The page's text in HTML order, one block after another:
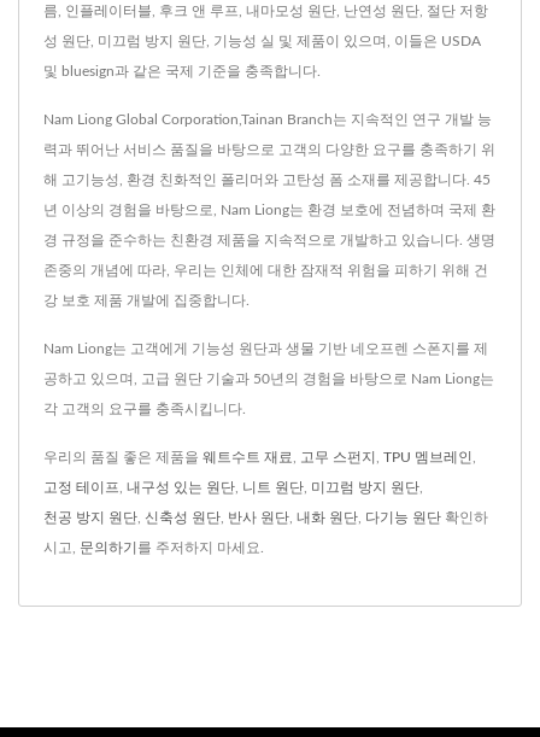
름, 인플레이터블, 후크 앤 루프, 내마모성 원단, 난연성 원단, 절단 저항
성 원단, 미끄럼 방지 원단, 기능성 실 및 제품이 있으며, 이들은 USDA
및 bluesign과 같은 국제 기준을 충족합니다.
Nam Liong Global Corporation,Tainan Branch는 지속적인 연구 개발 능
력과 뛰어난 서비스 품질을 바탕으로 고객의 다양한 요구를 충족하기 위
해 고기능성, 환경 친화적인 폴리머와 고탄성 폼 소재를 제공합니다. 45
년 이상의 경험을 바탕으로, Nam Liong는 환경 보호에 전념하며 국제 환
경 규정을 준수하는 친환경 제품을 지속적으로 개발하고 있습니다. 생명
존중의 개념에 따라, 우리는 인체에 대한 잠재적 위험을 피하기 위해 건
강 보호 제품 개발에 집중합니다.
Nam Liong는 고객에게 기능성 원단과 생물 기반 네오프렌 스폰지를 제
공하고 있으며, 고급 원단 기술과 50년의 경험을 바탕으로 Nam Liong는
각 고객의 요구를 충족시킵니다.
우리의 품질 좋은 제품을 웨트수트 재료 고무 스펀지 TPU 멤브레인
고정 테이프 내구성 있는 원단 니트 원단 미끄럼 방지 원단
천공 방지 원단 신축성 원단 반사 원단 내화 원단 다기능 원단 확인하
시고, 문의하기 를 주저하지 마세요.